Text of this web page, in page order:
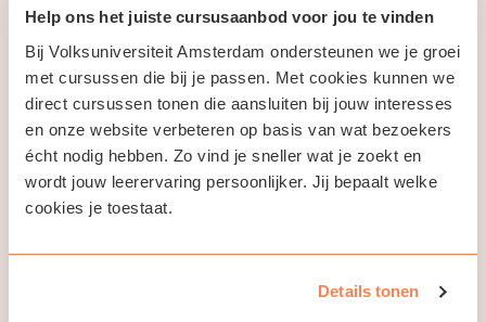
Help ons het juiste cursusaanbod voor jou te vinden
Bij Volksuniversiteit Amsterdam ondersteunen we je groei
met cursussen die bij je passen. Met cookies kunnen we
direct cursussen tonen die aansluiten bij jouw interesses
en onze website verbeteren op basis van wat bezoekers
écht nodig hebben. Zo vind je sneller wat je zoekt en
wordt jouw leerervaring persoonlijker. Jij bepaalt welke
cookies je toestaat.
Details tonen
Voor natuurliefhebbers die meer willen weten van eetbare
een open blik en nieuwsgierigheid!
Duur:7 bijeenkomsten van 2,5 uur, die zich uitstrekken over
4 seizoenen
Waar: Eerste bijeenkomst (theorie) is binnen (OBA
Javaplein), daarna excursies in parken en groene gebieden
in en rond Amsterdam